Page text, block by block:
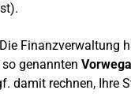
Die Finanzverwaltung
genannten
damit rechnen, Ihre